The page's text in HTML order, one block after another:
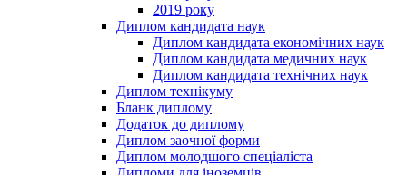
2019 року
Диплом кандидата наук
Диплом кандидата економічних наук
Диплом кандидата медичних наук
Диплом кандидата технічних наук
Диплом технікуму
Бланк диплому
Додаток до диплому
Диплом заочної форми
Диплом молодшого спеціаліста